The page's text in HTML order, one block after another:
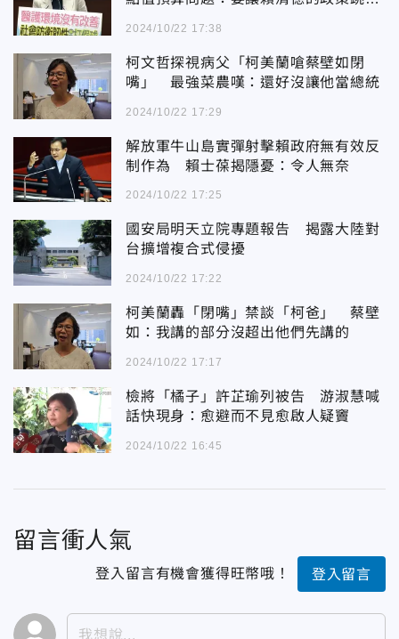
2024/10/22 17:38
柯文哲探視病父「柯美蘭嗆蔡壁如閉
嘴」 最強菜農嘆：還好沒讓他當總統
2024/10/22 17:29
解放軍牛山島實彈射擊賴政府無有效反
制作為 賴士葆揭隱憂：令人無奈
2024/10/22 17:25
國安局明天立院專題報告 揭露大陸對
台擴增複合式侵擾
2024/10/22 17:22
柯美蘭轟「閉嘴」禁談「柯爸」 蔡壁
如：我講的部分沒超出他們先講的
2024/10/22 17:17
檢將「橘子」許芷瑜列被告 游淑慧喊
話快現身：愈避而不見愈啟人疑竇
2024/10/22 16:45
留言衝人氣
登入留言有機會獲得旺幣哦！ 登入留言